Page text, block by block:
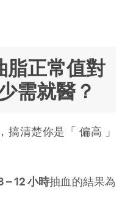
脂正常值對
需就醫？
清楚你是「 偏高 」
– 12 小時抽血的結果為